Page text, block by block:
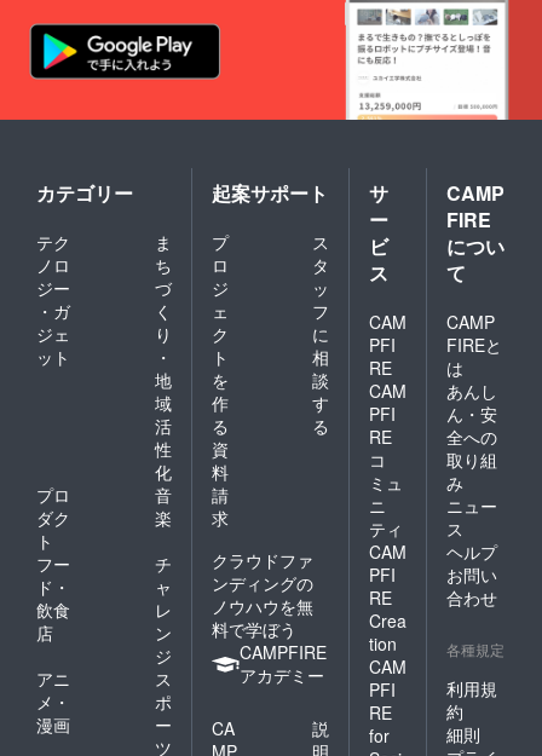
カテゴリー
テク
ノロ
ジー
・ガ
ジェ
ット
ま
ち
づ
く
り
・
地
域
活
性
化
プロ
ダク
ト
音
楽
フー
ド・
飲食
店
チ
ャ
レ
ン
ジ
アニ
メ・
漫画
ス
ポ
ー
ツ
起案サポート
プ
ロ
ジ
ェ
ク
ト
を
作
る
ス
タ
ッ
フ
に
相
談
す
る
資
料
請
求
クラウドファ
ンディングの
ノウハウを無
料で学ぼう
CAMPFIRE
アカデミー
CA
説
サ
ー
ビ
ス
CAM
PFI
RE
CAM
PFI
RE
コ
ミュ
ニ
ティ
CAM
PFI
RE
Crea
tion
CAM
PFI
RE
for
CAMP
FIRE
につい
て
CAMP
FIREと
は
あんし
ん・安
全への
取り組
み
ニュー
ス
ヘルプ
お問い
合わせ
各種規定
利用規
約
細則